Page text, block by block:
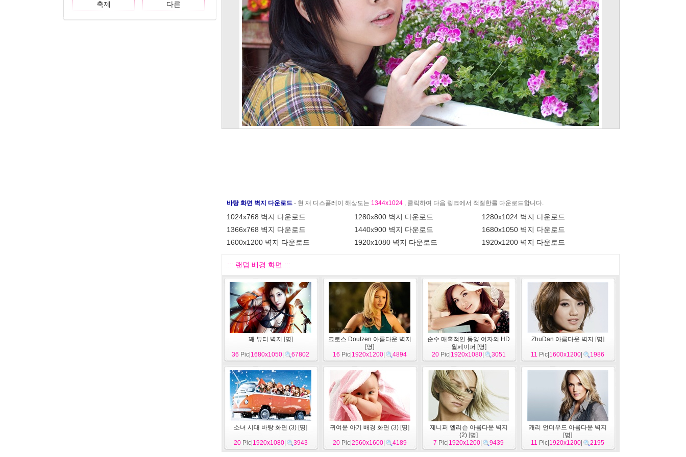
축제 다른
바탕 화면 벽지 다운로드 - 현 재 디스플레이 해상도는 1344x1024 , 클릭하여 다음 링크에서 적절한를 다운로드합니다.
1024x768 벽지 다운로드 1280x800 벽지 다운로드
1280x1024 벽지 다운로드
1366x768 벽지 다운로드
1440x900 벽지 다운로드
1680x1050 벽지 다운로드
1600x1200 벽지 다운로드
1920x1080 벽지 다운로드 1920x1200 벽지 다운로드
::: 랜덤 배경 화면 :::
꽤 뷰티 벽지 [명]
36 Pic| 1680x1050 67802
크로스 Doutzen 아름다운 벽지
[명]
16 Pic| 1920x1200| 4894
순수 매혹적인 동양 여자의 HD
월페이퍼 [명]
20Pic| 1920x1080| 3051
ZhuDan 아름다운 벽지 [명]
11 Pic| 1600x1200 1986
소녀 시대 바탕 화면 (3) [명]
20Pic| 1920x1080| 3943
귀여운 아기 배경 화면 (3) [명]
20Pic| 2560x1600| 4189
제니퍼 엘리슨 아름다운 벽지
(2) [명]
7 Pic| 1920x1200 9439
캐리 언더우드 아름다운 벽지
[명]
11 Pic| 1920x1200 2195